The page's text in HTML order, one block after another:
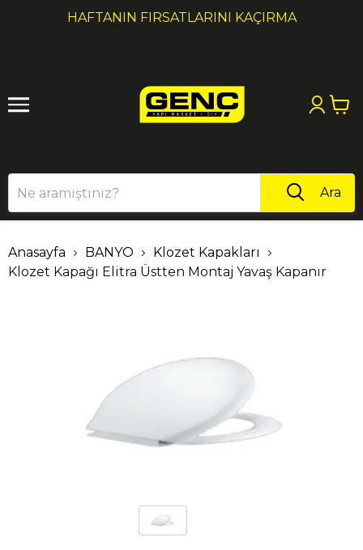
HAFTANIN FIRSATLARINI KAÇIRMA
1 2
Ara
Anasayfa BANYO
Klozet Kapakları
Klozet Kapağı Elitra Üstten Montaj Yavaş Kapanır